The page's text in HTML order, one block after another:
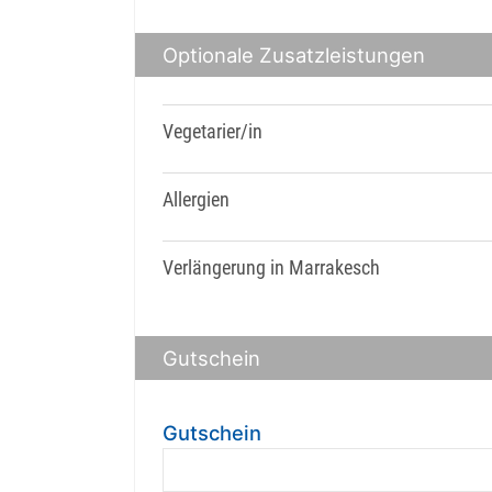
Optionale Zusatzleistungen
Vegetarier/in
Allergien
Verlängerung in Marrakesch
Gutschein
Gutschein